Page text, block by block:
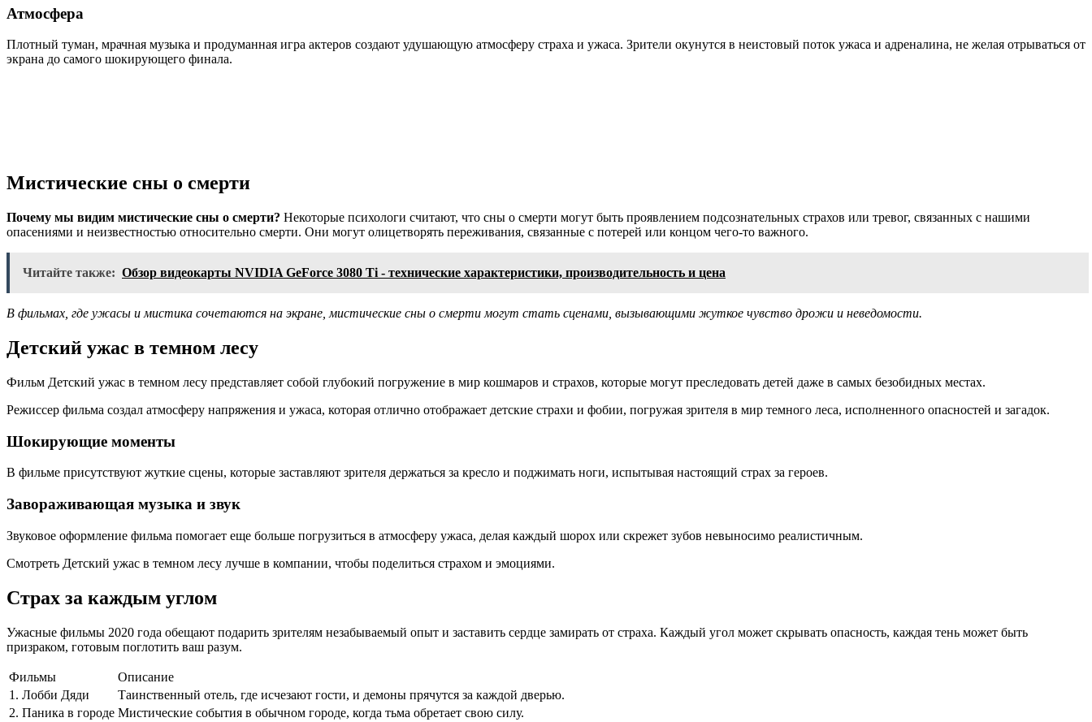
Атмосфера
Плотный туман, мрачная музыка и продуманная игра актеров создают удушающую атмосферу страха и ужаса. Зрители окунутся в неистовый поток ужаса и адреналина, не желая отрываться от
экрана до самого шокирующего финала.
Мистические сны о смерти
Почему мы видим мистические сны о смерти? Некоторые психологи считают, что сны о смерти могут быть проявлением подсознательных страхов или тревог, связанных с нашими
опасениями и неизвестностью относительно смерти. Они могут олицетворять переживания, связанные с потерей или концом чего-то важного.
Читайте также: Обзор видеокарты NVIDIA GeForce 3080 Ti - технические характеристики, производительность и цена
В фильмах, где ужасы и мистика сочетаются на экране, мистические сны о смерти могут стать сценами, вызывающими жуткое чувство дрожи и неведомости.
Детский ужас в темном лесу
Фильм Детский ужас в темном лесу представляет собой глубокий погружение в мир кошмаров и страхов, которые могут преследовать детей даже в самых безобидных местах.
Режиссер фильма создал атмосферу напряжения и ужаса, которая отлично отображает детские страхи и фобии, погружая зрителя в мир темного леса, исполненного опасностей и загадок.
Шокирующие моменты
В фильме присутствуют жуткие сцены, которые заставляют зрителя держаться за кресло и поджимать ноги, испытывая настоящий страх за героев.
Завораживающая музыка и звук
Звуковое оформление фильма помогает еще больше погрузиться в атмосферу ужаса, делая каждый шорох или скрежет зубов невыносимо реалистичным.
Смотреть Детский ужас в темном лесу лучше в компании, чтобы поделиться страхом и эмоциями.
Страх за каждым углом
Ужасные фильмы 2020 года обещают подарить зрителям незабываемый опыт и заставить сердце замирать от страха. Каждый угол может скрывать опасность, каждая тень может быть
призраком, готовым поглотить ваш разум.
Фильмы
Описание
1. Лобби Дяди
Таинственный отель, где исчезают гости, и демоны прячутся за каждой дверью.
2. Паника в городе Мистические события в обычном городе, когда тьма обретает свою силу.